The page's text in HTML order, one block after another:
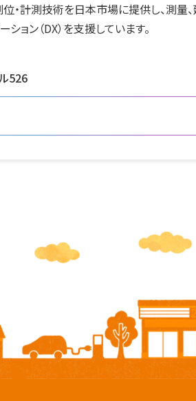
・計測技術を日本市場に提供し、測量
ョン（DX）を支援しています。
526